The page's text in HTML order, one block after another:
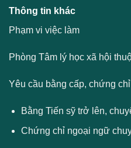
Thông tin khác
Phạm vi việc làm
Phòng Tâm lý học xã hội
Yêu cầu bằng cấp, chứng chỉ
Bằng Tiến sỹ trở lên,
Chứng chỉ ngoại ngữ